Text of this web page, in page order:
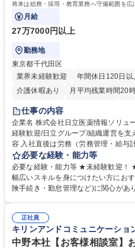
将来は総務・採用・教育業務へ守備範囲を広
ます。
月給
27万7000円以上
勤務地
東京都千代田区
業界未経験歓迎
年間休日120日以
介護休暇あり
月平均残業時間20
住宅手当あり
育休あり
完全週休2日制 交通費
仕事の内容
企業名 株式会社日立医薬情報ソリューションズ 求人名 【
経験歓迎/日立グループ/組織運営を支える
容 入社直後は労務（労務管理・給与
任せいたします。将来は総務・採用
営を支えるゼネラリストをめざせます。 ・初期業務：労働時間管理
計算、社会保険対応、福利厚生管理
します。ご経験に応じて、休職者管
★メンバーがマンツーマンで丁寧に
幅広く経験を積みたい意欲がある方に最適な環
務・人事】未経験歓迎/日立グループ/
指す
必要な経験・能力等
必要な経験・能力等 ★未経験歓迎！
幅広いスキルを身につけたい方におすすめ！ ■労務管理(給与
険手続き・勤怠管理など)に関心が
マネジメント職として活躍したい
のご経験 ■労務管理（給与計算・社
■衛生管理者の資格をお持ちの方 学歴・資格 学歴：大学院 大学 高専 短大
専修学校 高校 語学力： 資格：
正社員
キリンアンドコミュニケーショ
中野本社【お客様相談室】